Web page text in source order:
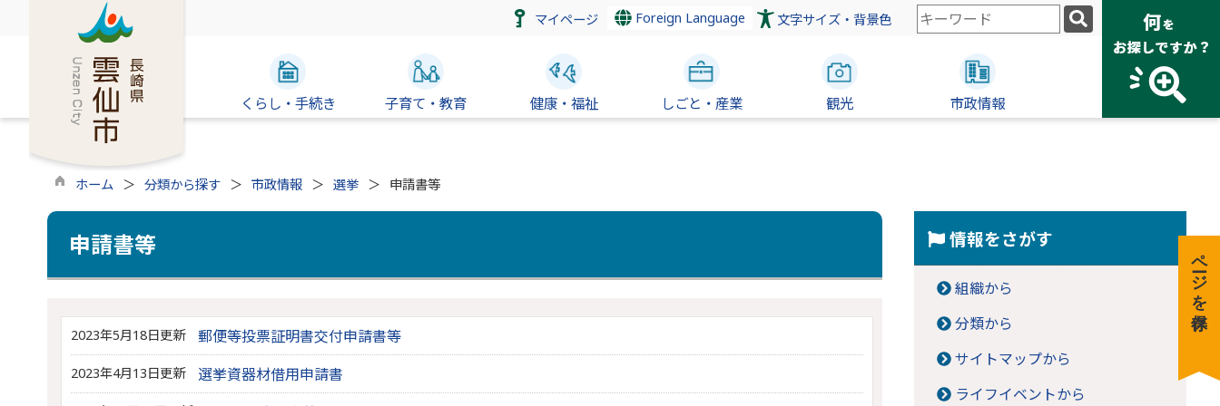
マイページ Foreign Language 文字サイズ・背景色
検
索
ー
くらし・手続き 子育て・教育 健康・福祉 しごと・産業 観光 市政情報
ホーム 分類から探す 市政情報 選挙 申請書等
申請書等
2023年5月18日更新 郵便等投票証明書交付申請書等
2023年4月13日更新 選挙資器材借用申請書
情報をさがす
組織から
分類から
サイトマップから
ライフイベントから
ページを保存